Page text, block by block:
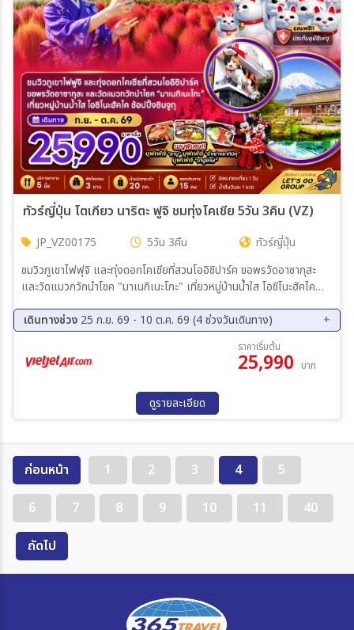
ทัวร์ญี่ปุ่น โตเกียว นาริตะ ฟูจิ ชมทุ่งโคเชีย 5วัน 3คืน (VZ)
JP_VZ00175 5วัน 3คืน
ทัวร์ญี่ปุ่น
ชมวิวภูเขาไฟฟุจิ และทุ่งดอกโคเชียที่สวนโออิชิปาร์ค ขอพรวัดอาซากุสะ
และวัดแมวกวักนำโชค "มาเนกิเนะโกะ" เที่ยวหมู่บ้านน้ำใส โอชิโนะฮัคไค
เดินทางช่วง 25 ก.ย. 69 - 10 ต.ค. 69 (4 ช่วงวันเดินทาง)
29 ก.ย. 69 - 03 ต.ค. 69
03 ต.ค. 69 - 07 ต.ค. 69
06 ต.ค. 69 - 10 ต.ค. 69
ราคาเริ่มต้น
25,990 บาท
ดูรายละเอียด
ก่อนหน้า 1 2 3 4
5
6
7 8 9 10 11
40
ถัดไป